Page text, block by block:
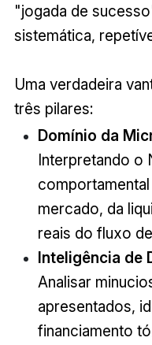
"jogada de
sistemática,
Uma verdadeira
três pilares:
Domínio da
Interpretando o
mercado, da
reais do fluxo
Inteligência de
Analisar
apresentados,
financiamento